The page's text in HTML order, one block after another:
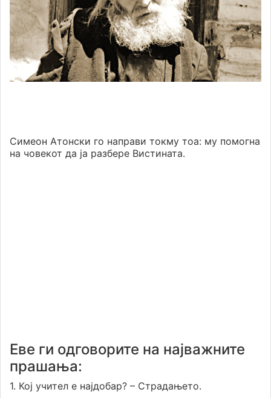
Симеон Атонски го направи токму тоа: му помогна
на човекот да ја разбере Вистината.
Еве ги одговорите на најважните
прашања:
1. Кој учител е најдобар? – Страдањето.